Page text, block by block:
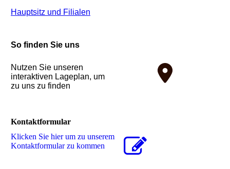
Hauptsitz und Filialen
So finden Sie uns
Nutzen Sie unseren
interaktiven La­ge­plan, um
zu uns zu finden
Kontaktformular
Klicken Sie hier um zu unserem
Kon­takt­for­mu­lar zu kommen